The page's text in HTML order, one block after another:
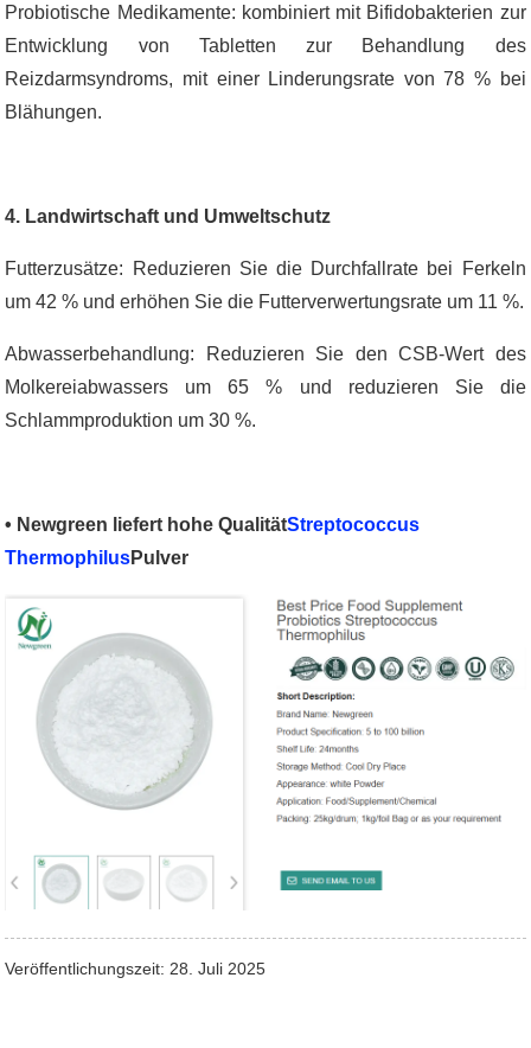
Probiotische Medikamente: kombiniert mit Bifidobakterien zur
Entwicklung von Tabletten zur Behandlung des
Reizdarmsyndroms, mit einer Linderungsrate von 78 % bei
Blähungen.
4. Landwirtschaft und Umweltschutz
Futterzusätze: Reduzieren Sie die Durchfallrate bei Ferkeln
um 42 % und erhöhen Sie die Futterverwertungsrate um 11 %.
Abwasserbehandlung: Reduzieren Sie den CSB-Wert des
Molkereiabwassers um 65 % und reduzieren Sie die
Schlammproduktion um 30 %.
• Newgreen liefert hohe QualitätStreptococcus
ThermophilusPulver
Veröffentlichungszeit: 28. Juli 2025